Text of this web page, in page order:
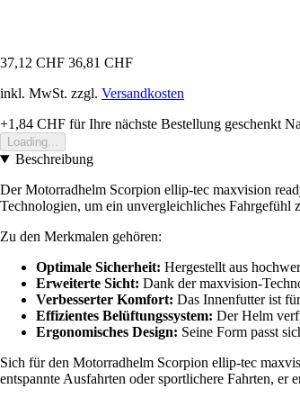
37,12 CHF 36,81 CHF
inkl. MwSt. zzgl. Versandkosten
+1,84 CHF für Ihre nächste Bestellung geschenkt
Loading...
Beschreibung
Der Motorradhelm Scorpion ellip-tec maxvision
Technologien, um ein unvergleichliches Fahrgefühl
Zu den Merkmalen gehören:
Optimale Sicherheit: Hergestellt aus
Erweiterte Sicht: Dank der maxvision-
Verbesserter Komfort: Das Innenfutter ist
Effizientes Belüftungssystem: Der Helm
Ergonomisches Design: Seine Form passt
Sich für den Motorradhelm Scorpion ellip-tec
entspannte Ausfahrten oder sportlichere Fahrten,